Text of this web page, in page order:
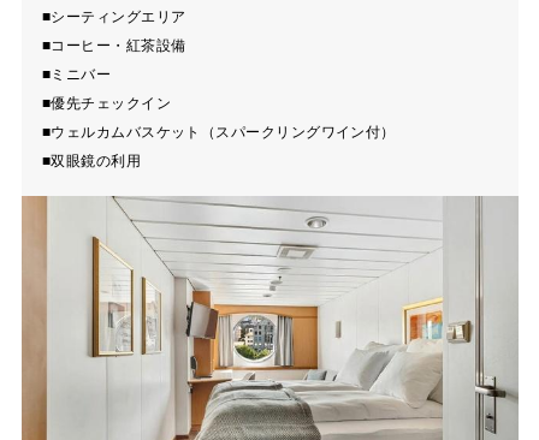
■シーティングエリア
■コーヒー・紅茶設備
■ミニバー
■優先チェックイン
■ウェルカムバスケット（スパークリングワイン付）
■双眼鏡の利用